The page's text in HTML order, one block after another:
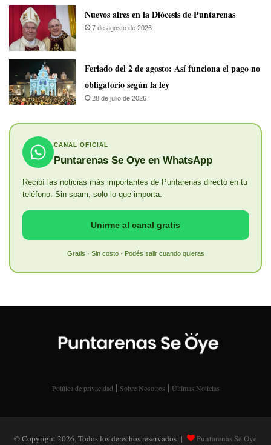
​Nuevos aires en la Diócesis de Puntarenas
7 de agosto de 2026
Feriado del 2 de agosto: Así funciona el pago no
obligatorio según la ley
28 de julio de 2026
CANAL OFICIAL
Puntarenas Se Oye en WhatsApp
Recibí las noticias más importantes de Puntarenas directo en tu
teléfono. Sin spam, solo lo que importa.
Unirme al canal gratis
Gratis · Sin costo · Podés salir cuando quieras
Política de privacidad | Sobre Nosotros | Últimas Noticias
© Copyright 2026, Todos los derechos reservados | Puntarenas Se Oye